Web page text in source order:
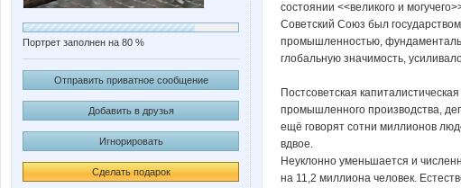
Портрет заполнен на 80 %
Отправить приватное сообщение
Добавить в друзья
Игнорировать
Сделать подарок
состоянии <<великого и
Советский Союз был
промышленностью,
глобальную значимость,
Постсоветская
промышленного производства,
ещё говорят сотни миллионов
вдвое.
Неуклонно уменьшается и
на 11,2 миллиона человек.